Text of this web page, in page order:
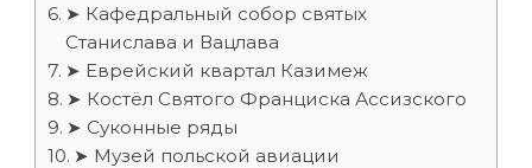
➤ Кафедральный собор святых
Станислава и Вацлава
➤ Еврейский квартал Казимеж
➤ Костёл Святого Франциска Ассизского
➤ Суконные ряды
➤ Музей польской авиации